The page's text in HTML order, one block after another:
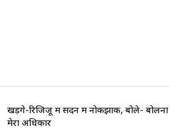
n
खड़गे-रिजिजू में सदन में नोकझोंक, बोले- बोलना
मेरा अधिकार